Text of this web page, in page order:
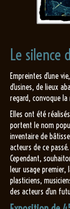
Le silence
Empreintes d’une
d’usines, de lieux
regard, convoque
Elles ont été
portent le nom
inventaire de
acteurs de ce passé.
Cependant,
leur usage premier,
plasticiens,
des acteurs d’un